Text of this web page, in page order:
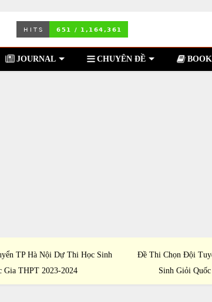
JOURNAL CHUYÊN ĐỀ BOOK
TP Hà Nội Dự Thi Học Sinh
Gia THPT 2023-2024
Đề Thi Chọn Đội
Sinh Giỏi